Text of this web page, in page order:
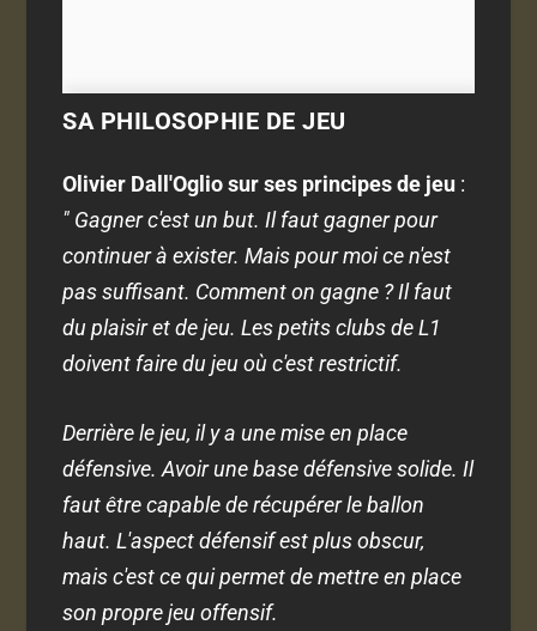
SA PHILOSOPHIE DE JEU
Olivier Dall'Oglio sur ses principes de jeu :
" Gagner c'est un but. Il faut gagner pour
continuer à exister. Mais pour moi ce n'est
pas suffisant. Comment on gagne ? Il faut
du plaisir et de jeu. Les petits clubs de L1
doivent faire du jeu où c'est restrictif.
Derrière le jeu, il y a une mise en place
défensive. Avoir une base défensive solide. Il
faut être capable de récupérer le ballon
haut. L'aspect défensif est plus obscur,
mais c'est ce qui permet de mettre en place
son propre jeu offensif.